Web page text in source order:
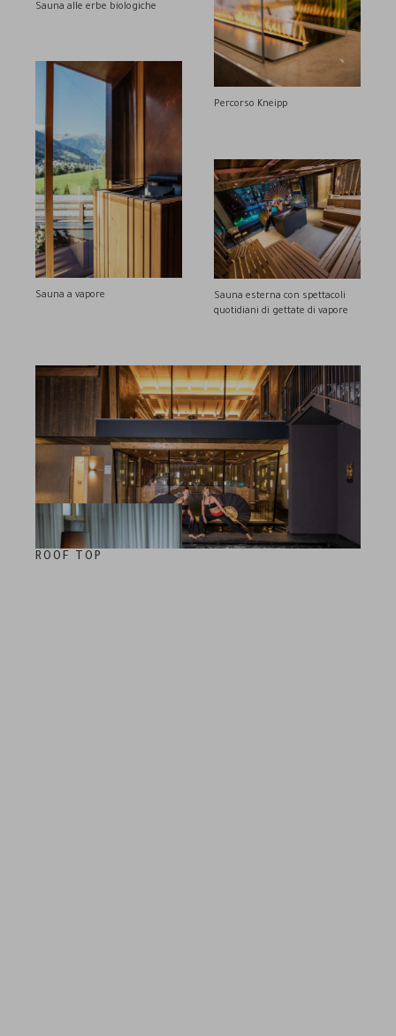
Sauna alle erbe biologiche
Percorso Kneipp
Sauna a vapore
Sauna esterna con spettacoli
quotidiani di gettate di vapore
ROOF TOP